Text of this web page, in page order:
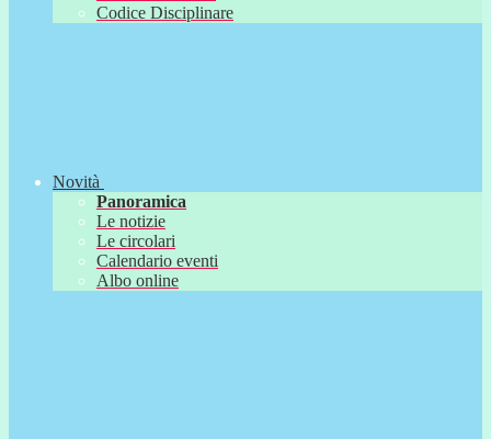
Codice Disciplinare
Novità
Panoramica
Le notizie
Le circolari
Calendario eventi
Albo online